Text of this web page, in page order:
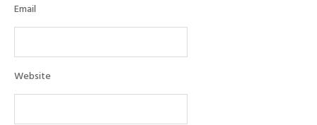
Email
Website